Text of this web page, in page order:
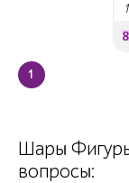
1
Шары
вопросы: